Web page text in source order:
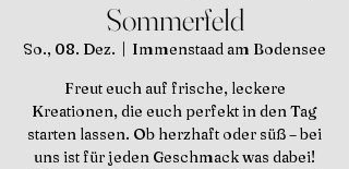
Sommerfeld
So., 08. Dez.
  |
Immenstaad am Bodensee
Freut euch auf frische, leckere
Kreationen, die euch perfekt in den Tag
starten lassen. Ob herzhaft oder süß – bei
uns ist für jeden Geschmack was dabei!